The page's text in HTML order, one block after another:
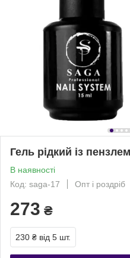
Гель рідкий із
В наявності
Код: saga-17
Опт і роздріб
273 ₴
230 ₴ від 5 шт.